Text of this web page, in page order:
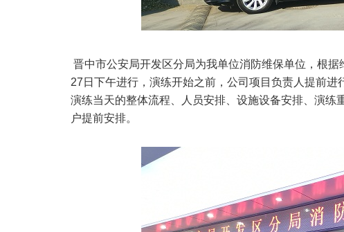
晋中市公安局开发区分局为我单位消防维保单位，根
27日下午进行，演练开始之前，公司项目负责人提前
演练当天的整体流程、人员安排、设施设备安排、演
户提前安排。